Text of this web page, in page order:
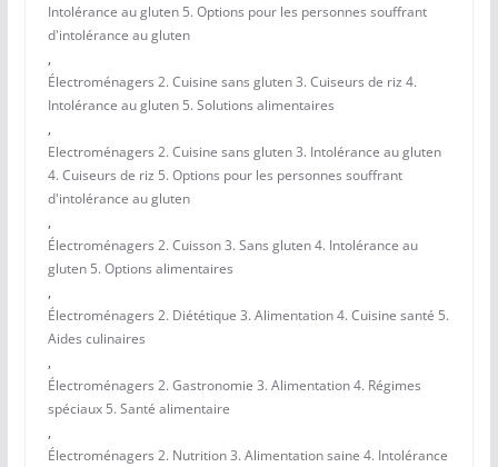
Intolérance au gluten 5. Options pour les personnes souffrant
d'intolérance au gluten
,
Électroménagers 2. Cuisine sans gluten 3. Cuiseurs de riz 4.
Intolérance au gluten 5. Solutions alimentaires
,
Electroménagers 2. Cuisine sans gluten 3. Intolérance au gluten
4. Cuiseurs de riz 5. Options pour les personnes souffrant
d'intolérance au gluten
,
Électroménagers 2. Cuisson 3. Sans gluten 4. Intolérance au
gluten 5. Options alimentaires
,
Électroménagers 2. Diététique 3. Alimentation 4. Cuisine santé 5.
Aides culinaires
,
Électroménagers 2. Gastronomie 3. Alimentation 4. Régimes
spéciaux 5. Santé alimentaire
,
Électroménagers 2. Nutrition 3. Alimentation saine 4. Intolérance